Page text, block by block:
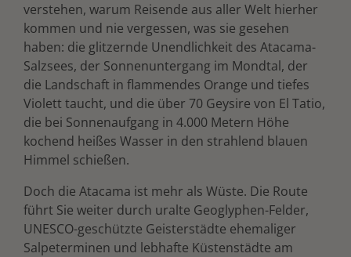
verstehen, warum Reisende aus aller Welt hierher
kommen und nie vergessen, was sie gesehen
haben: die glitzernde Unendlichkeit des Atacama-
Salzsees, der Sonnenuntergang im Mondtal, der
die Landschaft in flammendes Orange und tiefes
Violett taucht, und die über 70 Geysire von El Tatio,
die bei Sonnenaufgang in 4.000 Metern Höhe
kochend heißes Wasser in den strahlend blauen
Himmel schießen.
Doch die Atacama ist mehr als Wüste. Die Route
führt Sie weiter durch uralte Geoglyphen-Felder,
UNESCO-geschützte Geisterstädte ehemaliger
Salpeterminen und lebhafte Küstenstädte am